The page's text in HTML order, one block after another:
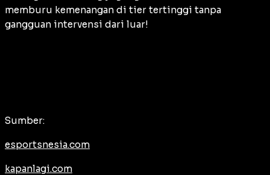
memburu kemenangan di tier tertinggi tanpa
gangguan intervensi dari luar!
Sumber:
esportsnesia.com
kapanlagi.com